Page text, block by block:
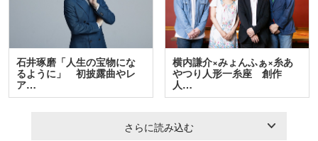
石井琢磨「人生の宝物にな
るように」 初披露曲やレ
ア…
横内謙介×みょんふぁ×糸あ
やつり人形一糸座 創作
人…
さらに読み込む